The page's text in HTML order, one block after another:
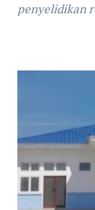
penyelidikan